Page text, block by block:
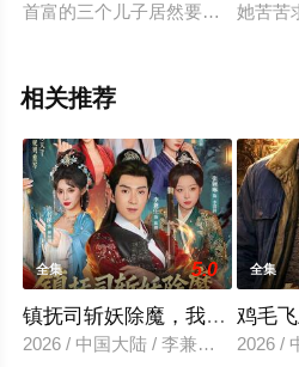
首富的三个儿子居然要任由一个
她苦苦
相关推荐
全集 5.0
镇抚司斩妖除魔，我的修为无
2026 / 中国大陆 / 李兼任＆张婉琳
全集
鸡毛
2026 /